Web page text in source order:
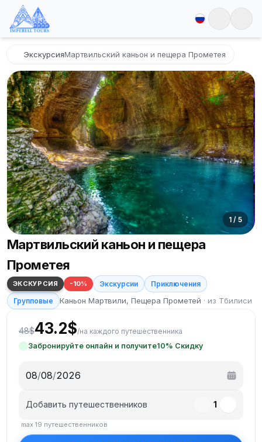
ЭкскурсияМартвильский каньон и пещера Прометея
1 / 5
Мартвильский каньон и пещера
Прометея
ЭКСКУРСИЯ -10% Экскурсии
Приключения
Групповые
Каньон Мартвили, Пещера Прометей · из Тбилиси
48$43.2$/на каждого путешественника
Забронируйте онлайн и получите10% Cкидку
08/08/2026
Добавить путешественников 1
max 19 путешественников